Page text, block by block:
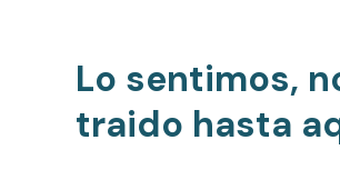
Lo sentimos,
traido hasta